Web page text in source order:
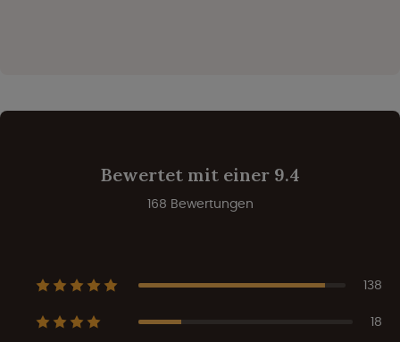
Bewertet mit einer 9.4
168 Bewertungen
138
18